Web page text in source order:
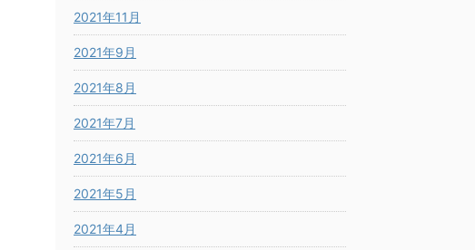
2021年11月
2021年9月
2021年8月
2021年7月
2021年6月
2021年5月
2021年4月